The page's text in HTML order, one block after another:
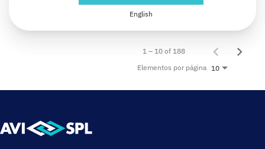
English
Elementos por página 10
1 – 10 of 188